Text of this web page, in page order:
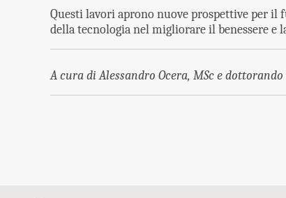
Questi lavori aprono nuove prospettive per
della tecnologia nel migliorare il benessere e
A cura di Alessandro Ocera, MSc e